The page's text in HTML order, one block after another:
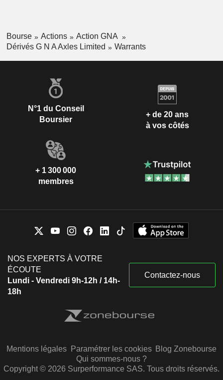
Bourse Actions
Action GNA
Dérivés G N A Axles Limited
Warrants
N°1 du Conseil
Boursier
+ de 20 ans
à vos côtés
+ 1 300 000
membres
NOS EXPERTS À VOTRE
ÉCOUTE
Lundi - Vendredi 9h-12h / 14h-
18h
Contactez-nous
Mentions légales Paramétrer les cookies Blog Zonebourse
Qui sommes-nous ?
Copyright © 2026 Surperformance SAS. Tous droits réservés.